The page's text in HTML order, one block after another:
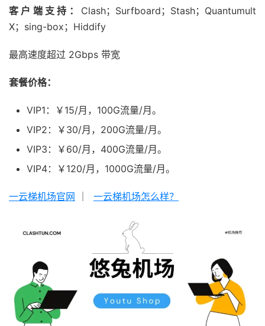
客户端支持： Clash；Surfboard；Stash；Quantumult
X；sing-box；Hiddify
最高速度超过 2Gbps 带宽
套餐价格：
VIP1：￥15/月，100G流量/月。
VIP2：￥30/月，200G流量/月。
VIP3：￥60/月，400G流量/月。
VIP4：￥120/月，1000G流量/月。
一云梯机场官网 一云梯机场怎么样？